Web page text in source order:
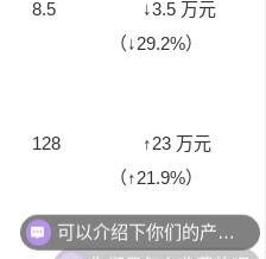
8.5 ↓3.5 万元
（ ↓29.2%）
128 ↑23 万元
（ ↑21.9%）
你们是怎么收费的呢